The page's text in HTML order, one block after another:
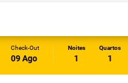
Check-Out
09 Ago
Noites
1
Quartos
1